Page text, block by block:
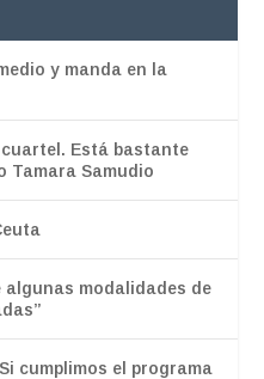
y manda en la
Está bastante
Tamara Samudio
modalidades de
cumplimos el programa